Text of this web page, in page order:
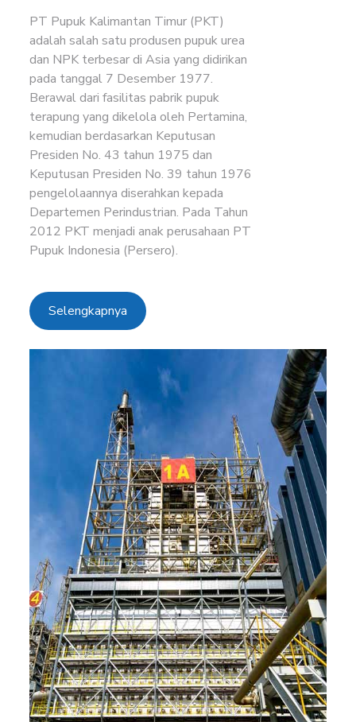
PT Pupuk Kalimantan Timur (PKT)
adalah salah satu produsen pupuk urea
dan NPK terbesar di Asia yang didirikan
pada tanggal 7 Desember 1977.
Berawal dari fasilitas pabrik pupuk
terapung yang dikelola oleh Pertamina,
kemudian berdasarkan Keputusan
Presiden No. 43 tahun 1975 dan
Keputusan Presiden No. 39 tahun 1976
pengelolaannya diserahkan kepada
Departemen Perindustrian. Pada Tahun
2012 PKT menjadi anak perusahaan PT
Pupuk Indonesia (Persero).
Selengkapnya